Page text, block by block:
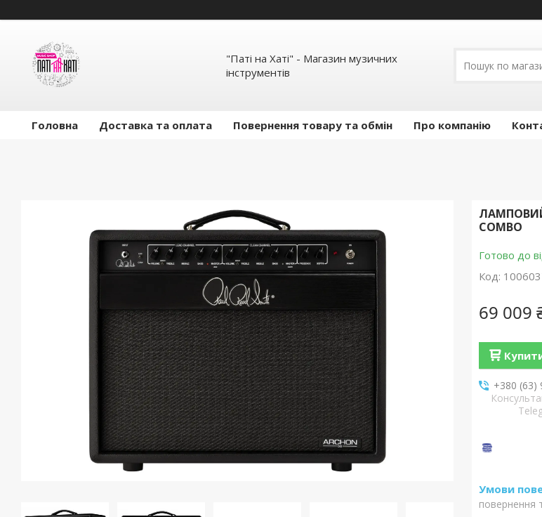
"Паті на Хаті" - Магазин музичних
інструментів
Головна Доставка та оплата Повернення товару та обмін Про компанію
COMBO
Готово до
Код:
69 009
+380 (63)
повернення